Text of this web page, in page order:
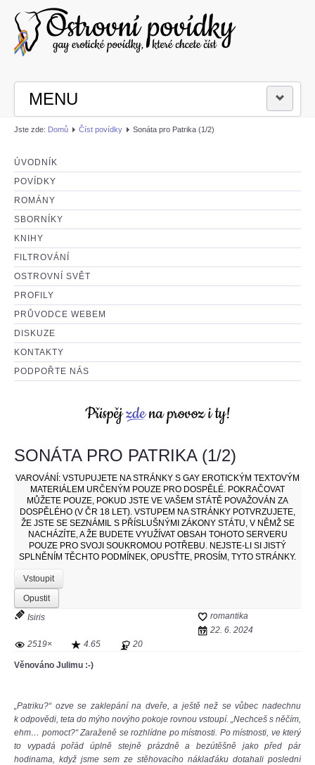
MENU
PŘIHLÁSIT SE
ČÍST POVÍDKY
NAPSAT POVÍDKU
Jste zde: Domů Číst povídky Sonáta pro Patrika (1/2)
ÚVODNÍK
POVÍDKY
ROMÁNY
SBORNÍKY
KNIHY
FILTROVÁNÍ
OSTROVNÍ SVĚT
PROFILY
PRŮVODCE WEBEM
DISKUZE
KONTAKTY
PODPOŘTE NÁS
SONÁTA PRO PATRIKA (1/2)
VAROVÁNÍ: VSTUPUJETE NA STRÁNKY S GAY EROTICKÝM TEXTOVÝM
MATERIÁLEM URČENÝM POUZE PRO DOSPĚLÉ. POKRAČOVAT
MŮŽETE POUZE, POKUD JSTE VE VAŠEM STÁTĚ POVAŽOVÁN ZA
DOSPĚLÉHO (V ČR 18 LET). VSTUPEM NA STRÁNKY POTVRZUJETE,
ŽE JSTE SE SEZNÁMIL S PŘÍSLUŠNÝMI ZÁKONY STÁTU, V NĚMŽ SE
NACHÁZÍTE, A ŽE BUDETE VYUŽÍVAT OBSAH TOHOTO SERVERU
POUZE PRO SVOJI SOUKROMOU POTŘEBU. NEJSTE-LI SI JISTÝ
SPLNĚNÍM TĚCHTO PODMÍNEK, OPUSŤTE, PROSÍM, TYTO STRÁNKY.
Vstoupit
Opustit
Isiris
romantika
22. 6. 2024
2519×
4.65 20
Věnováno Julimu :-)
„Patriku?“ ozve se zaklepání na dveře, a ještě než se vůbec nadechnu
k odpovědi, teta do mýho novýho pokoje rovnou vstoupí. „Nechceš s něčím,
ehm… pomoct?“ Zaraženě se rozhlídne po místnosti. Po místnosti, ve který
to vypadá pořád úplně stejně prázdně a bezútěšně jako před pár
hodinama, když jsme sem ze stěhovacího náklaďáku dotahali poslední